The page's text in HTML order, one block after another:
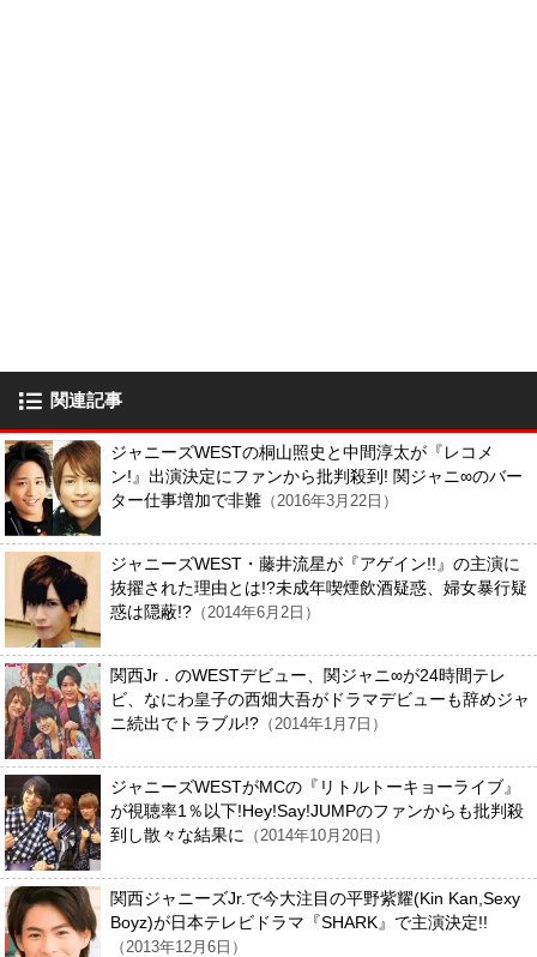
関連記事
ジャニーズWESTの桐山照史と中間淳太が『レコメ
ン!』出演決定にファンから批判殺到! 関ジャニ∞のバー
ター仕事増加で非難 （2016年3月22日）
ジャニーズWEST・藤井流星が『アゲイン!!』の主演に
抜擢された理由とは!?未成年喫煙飲酒疑惑、婦女暴行疑
惑は隠蔽!? （2014年6月2日）
関西Jr．のWESTデビュー、関ジャニ∞が24時間テレ
ビ、なにわ皇子の西畑大吾がドラマデビューも辞めジャ
ニ続出でトラブル!? （2014年1月7日）
ジャニーズWESTがMCの『リトルトーキョーライブ』
が視聴率1％以下!Hey!Say!JUMPのファンからも批判殺
到し散々な結果に
（2014年10月20日）
関西ジャニーズJr.で今大注目の平野紫耀(Kin Kan,Sexy
Boyz)が日本テレビドラマ『SHARK』で主演決定!!
（2013年12月6日）